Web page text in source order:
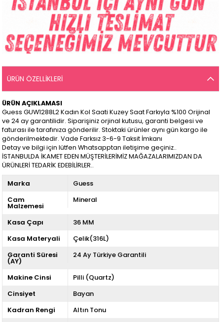
ÜRÜN ÖZELLIKLERI
ÜRÜN AÇIKLAMASI
Guess GUW1288L2 Kadın Kol Saati Kuzey Saat Farkıyla %100 Orijinal
ve 24 ay garantilidir. Siparişiniz orjinal kutusu, garanti belgesi ve
faturası ile tarafınıza gönderilir. Stoktaki ürünler aynı gün kargo ile
gönderilmektedir. Vade Farksız 3-6-9 Taksit İmkanı
Detay ve bilgi için lütfen Whatsapptan iletişime geçiniz..
İSTANBULDA İKAMET EDEN MÜŞTERİLERİMİZ MAĞAZALARIMIZDAN DA
ÜRÜNLERİ TEDARİK EDEBİLİRLER..
Marka
Guess
Cam
Malzemesi
Mineral
Kasa Çapı
36 MM
Kasa Materyali
Çelik(316L)
Garanti Süresi
(AY)
24 Ay Türkiye Garantili
Makine Cinsi
Pilli (Quartz)
Cinsiyet
Bayan
Kadran Rengi
Altın Tonu